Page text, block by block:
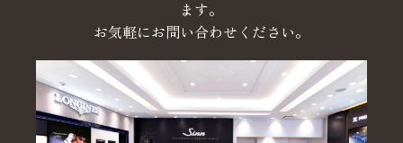
ます。
お気軽にお問い合わせください。